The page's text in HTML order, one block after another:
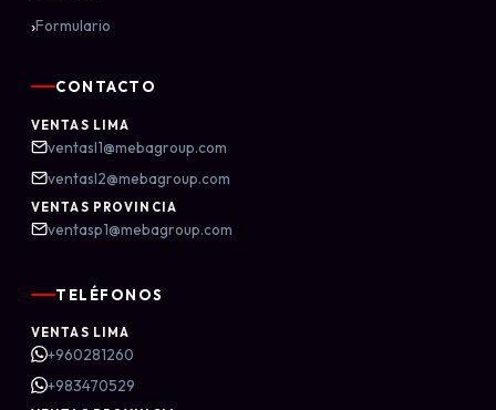
›Formulario
CONTACTO
VENTAS LIMA
ventasl1@mebagroup.com
ventasl2@mebagroup.com
VENTAS PROVINCIA
ventasp1@mebagroup.com
TELÉFONOS
VENTAS LIMA
+960281260
+983470529